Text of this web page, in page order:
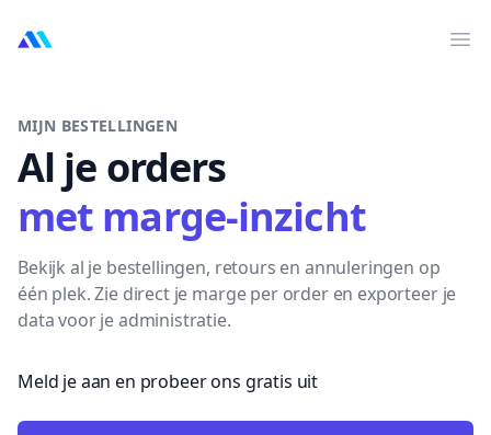
MarktMentor
MIJN BESTELLINGEN
Al je orders
met marge-inzicht
Bekijk al je bestellingen, retours en annuleringen op
één plek. Zie direct je marge per order en exporteer je
data voor je administratie.
Meld je aan en probeer ons gratis uit